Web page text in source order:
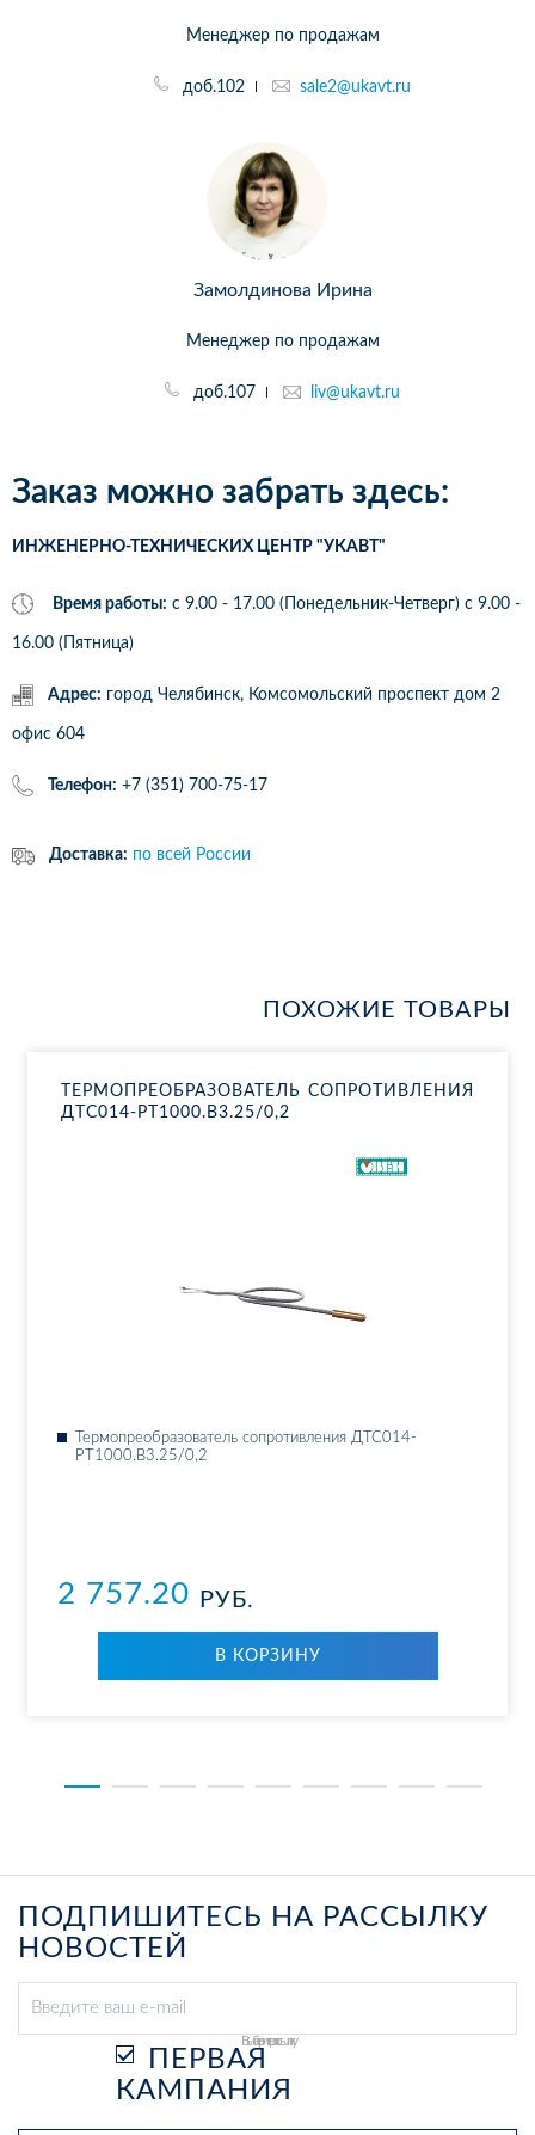
Менеджер по продажам
доб.102 sale2@ukavt.ru
Замолдинова Ирина
Менеджер по продажам
доб.107 liv@ukavt.ru
Заказ можно забрать здесь:
ИНЖЕНЕРНО-ТЕХНИЧЕСКИХ ЦЕНТР "УКАВТ"
Время работы: с 9.00 - 17.00 (Понедельник-Четверг) c 9.00 -
16.00 (Пятница)
Адрес: город Челябинск, Комсомольский проспект дом 2
офис 604
Телефон: +7 (351) 700-75-17
Доставка: по всей России
ПОХОЖИЕ ТОВАРЫ
ТЕР­МО­ПРЕ­ОБ­РА­ЗО­ВА­ТЕЛЬ СО­ПРО­ТИВ­ЛЕ­НИЯ
ДТ­С014-РТ1000.В3.25/0,2
Тер­мо­пре­об­ра­зо­ва­тель со­про­тив­ле­ния ДТ­С014-
РТ1000.В3.25/0,2
2 757.20 РУБ.
В КОР­ЗИ­НУ
ПОДПИШИТЕСЬ НА РАССЫЛКУ
НОВОСТЕЙ
Выберите рассылку
ПЕРВАЯ
КАМПАНИЯ